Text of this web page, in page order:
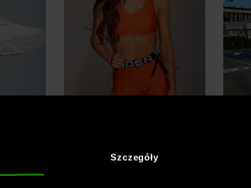
Szczegóły